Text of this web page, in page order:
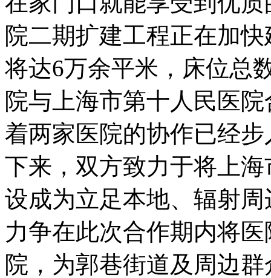
院二期扩建工程正在加
将达6万余平米，床位总
院与上海市第十人民医
着两家医院的协作已经
下来，双方致力于将上
设成为立足本地、辐射
力争在此次合作期内将
院，为郭巷街道及周边